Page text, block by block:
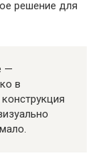
решение для
—
в